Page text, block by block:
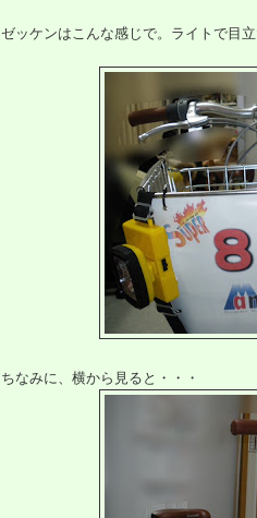
ゼッケンはこんな感じで。ライトで目立
ちなみに、横から見ると・・・